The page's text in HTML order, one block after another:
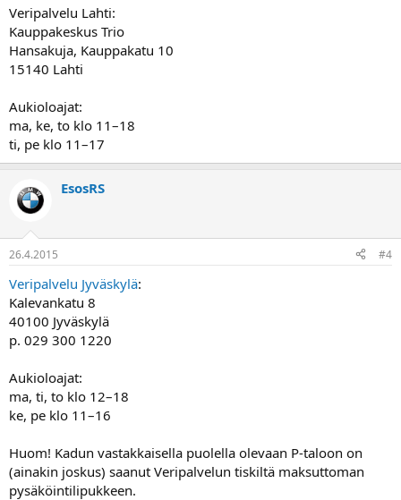
Veripalvelu Lahti:
Kauppakeskus Trio
Hansakuja, Kauppakatu 10
15140 Lahti
Aukioloajat:
ma, ke, to klo 11–18
ti, pe klo 11–17
EsosRS
26.4.2015 #4
Veripalvelu Jyväskylä:
Kalevankatu 8
40100 Jyväskylä
p. 029 300 1220
Aukioloajat:
ma, ti, to klo 12–18
ke, pe klo 11–16
Huom! Kadun vastakkaisella puolella olevaan P-taloon on
(ainakin joskus) saanut Veripalvelun tiskiltä maksuttoman
pysäköintilipukkeen.